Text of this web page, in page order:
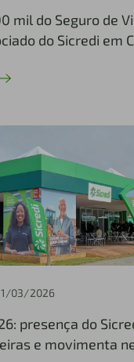
mil do Seguro de
do Sicredi em
03/2026
presença do
e movimenta